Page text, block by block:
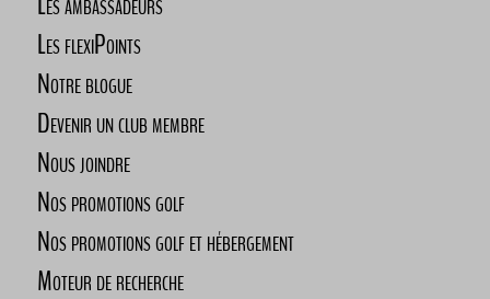
Les flexiPoints
Notre blogue
Devenir un club membre
Nous joindre
Nos promotions golf
Nos promotions golf et hébergement
Moteur de recherche